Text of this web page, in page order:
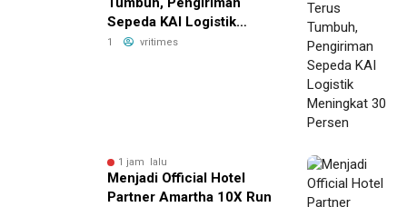
Sepeda KAI Logistik
Meningkat 30 Persen
1 vritimes
1 jam lalu
Menjadi Official Hotel
Partner Amartha 10X Run